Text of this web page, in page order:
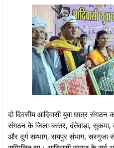
दो दिवसीय आदिवासी युवा छात्र संगठन
संगठन के जिला-बस्तर, दंतेवाड़ा, सुकमा,
और दुर्ग सम्भाग, रायपुर संभाग,